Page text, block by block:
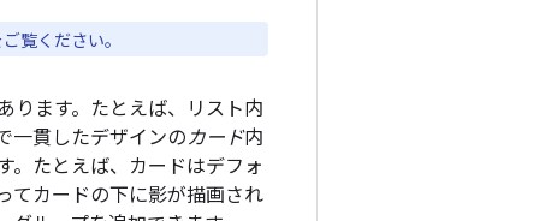
覧ください。
ります。たとえば、リスト内
一貫したデザインのカード内
。たとえば、カードはデフォ
てカードの下に影が描画され